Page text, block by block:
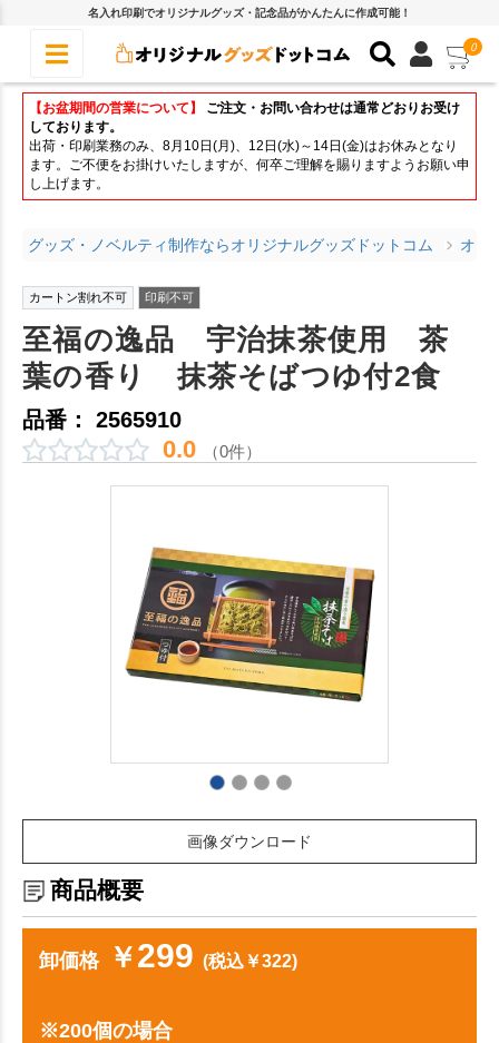
名入れ印刷でオリジナルグッズ・記念品がかんたんに作成可能！
0
【お盆期間の営業について】
ご注文・お問い合わせは通常どおりお受け
しております。
出荷・印刷業務のみ、8月10日(月)、12日(水)～14日(金)はお休みとなり
ます。ご不便をお掛けいたしますが、何卒ご理解を賜りますようお願い申
し上げます。
グッズ・ノベルティ制作ならオリジナルグッズドットコム オリ
カートン割れ不可 印刷不可
至福の逸品 宇治抹茶使用 茶
葉の香り 抹茶そばつゆ付2食
品番： 2565910
0.0 （0件）
画像ダウンロード
商品概要
卸価格 ￥299 (税込￥322)
※200個の場合